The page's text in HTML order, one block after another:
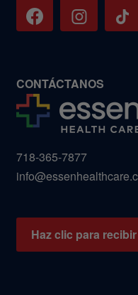
CONTÁCTANOS
718-365-7877
Haz clic para